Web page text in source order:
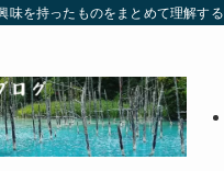
を持ったものをまとめて理解する